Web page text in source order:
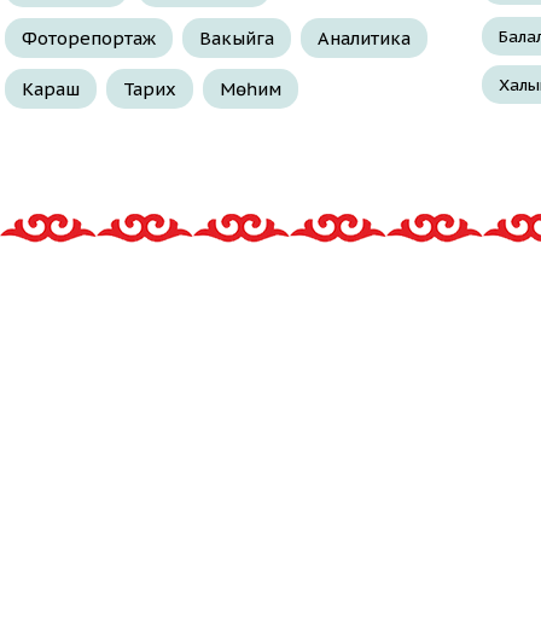
Фоторепортаж Вакыйга Аналитика
Караш Тарих Мөһим